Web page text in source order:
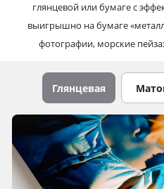
глянцевой или бумаге с
выигрышно на бумаге
фотографии, морские
Глянцевая